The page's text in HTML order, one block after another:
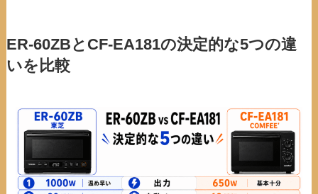
ER-60ZBとCF-EA181の決定的な5つの違
いを比較